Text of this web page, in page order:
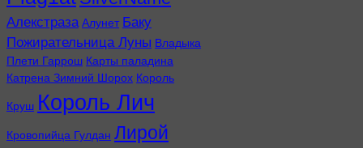
Алекстраза Алунет Баку
Пожирательница Луны Владыка
Плети Гаррош Карты паладина
Катрена Зимний Шорох Король
Круш Король Лич
Кровопийца Гулдан Лирой